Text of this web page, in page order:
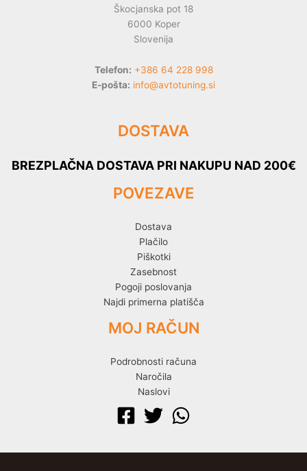
Škocjanska pot 18
6000 Koper
Slovenija
Telefon: +386 64 228 998
E-pošta: info@avtotuning.si
DOSTAVA
BREZPLAČNA DOSTAVA PRI NAKUPU NAD 200€
POVEZAVE
Dostava
Plačilo
Piškotki
Zasebnost
Pogoji poslovanja
Najdi primerna platišča
MOJ RAČUN
Podrobnosti računa
Naročila
Naslovi